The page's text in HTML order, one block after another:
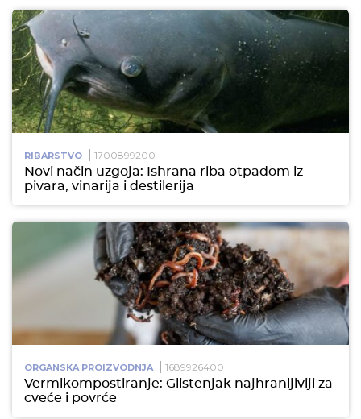
RIBARSTVO 1700899200
Novi način uzgoja: Ishrana riba otpadom iz
pivara, vinarija i destilerija
ORGANSKA PROIZVODNJA 1689926400
Vermikompostiranje: Glistenjak najhranljiviji za
cveće i povrće